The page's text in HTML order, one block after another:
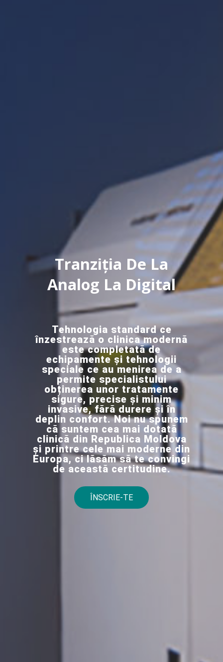
Tranziția De La
Analog La Digital
Tehnologia standard ce
înzestrează o clinica modernă
este completată de
echipamente și tehnologii
speciale ce au menirea de a
permite specialistului
obținerea unor tratamente
sigure, precise și minim
invasive, fără durere și în
deplin confort. Noi nu spunem
că suntem cea mai dotată
clinică din Republica Moldova
și printre cele mai moderne din
Europa, ci lăsăm să te convingi
de această certitudine.
ÎNSCRIE-TE